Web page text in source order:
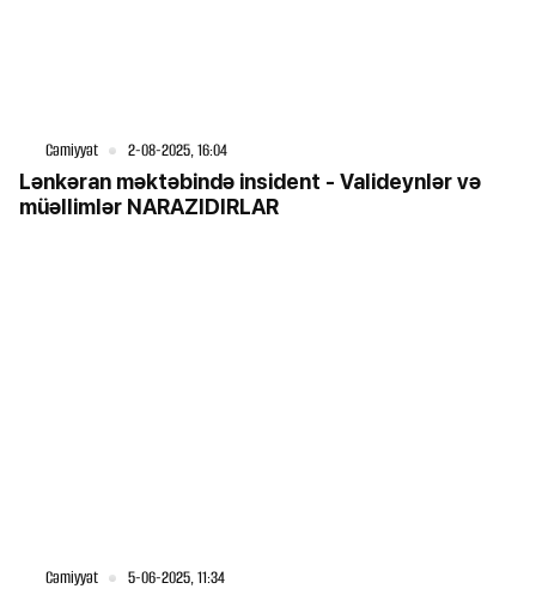
Cəmiyyət 2-08-2025, 16:04
Lənkəran məktəbində insident - Valideynlər və
müəllimlər NARAZIDIRLAR
Cəmiyyət 5-06-2025, 11:34